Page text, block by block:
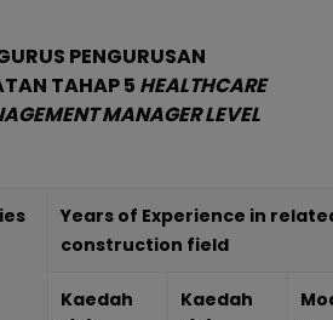
PENGURUSAN
TAHAP 5 HEALTHCARE
MANAGER LEVEL
Years of Experience in
construction field
Kaedah
Kaedah